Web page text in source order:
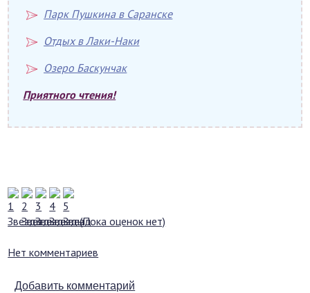
Парк Пушкина в Саранске
Отдых в Лаки-Наки
Озеро Баскунчак
Приятного чтения!
(Пока оценок нет)
Нет комментариев
Добавить комментарий